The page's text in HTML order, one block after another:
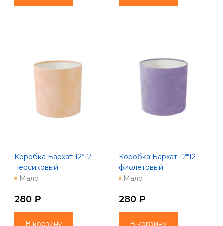
Коробка Бархат 12*12
персиковый
Мало
280 ₽
В корзину
Коробка Бархат 12*12
фиолетовый
Мало
280 ₽
В корзину